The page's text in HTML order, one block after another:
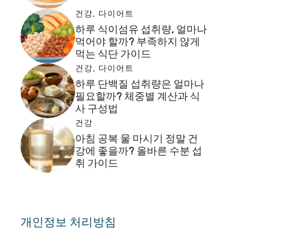
건강, 다이어트
하루 식이섬유 섭취량, 얼마나
먹어야 할까? 부족하지 않게
먹는 식단 가이드
건강, 다이어트
하루 단백질 섭취량은 얼마나
필요할까? 체중별 계산과 식
사 구성법
건강
아침 공복 물 마시기 정말 건
강에 좋을까? 올바른 수분 섭
취 가이드
개인정보 처리방침